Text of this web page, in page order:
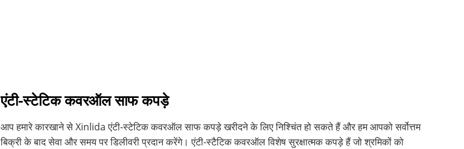
एंटी-स्टेटिक कवरऑल साफ कपड़े
आप हमारे कारखाने से Xinlida एंटी-स्टेटिक कवरऑल साफ कपड़े खरीदने के लिए निश्चिंत हो सकते हैं और हम आपको सर्वोत्तम
बिक्री के बाद सेवा और समय पर डिलीवरी प्रदान करेंगे। एंटी-स्टैटिक कवरऑल विशेष सुरक्षात्मक कपड़े हैं जो श्रमिकों को